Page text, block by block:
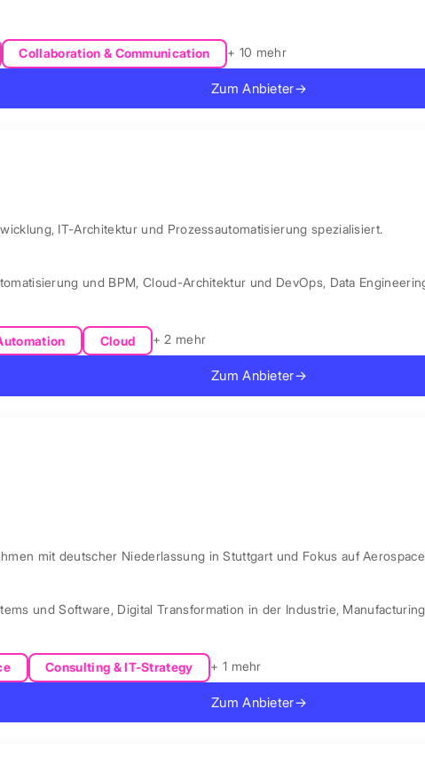
Collaboration & Communication + 10 mehr
Zum Anbieter→
IT-Architektur und Prozessautomatisierung spezialisiert.
und BPM, Cloud-Architektur und DevOps, Data
Cloud + 2 mehr
Zum Anbieter→
mit deutscher Niederlassung in Stuttgart und Fokus auf
und Software, Digital Transformation in der Industrie,
Consulting & IT-Strategy + 1 mehr
Zum Anbieter→